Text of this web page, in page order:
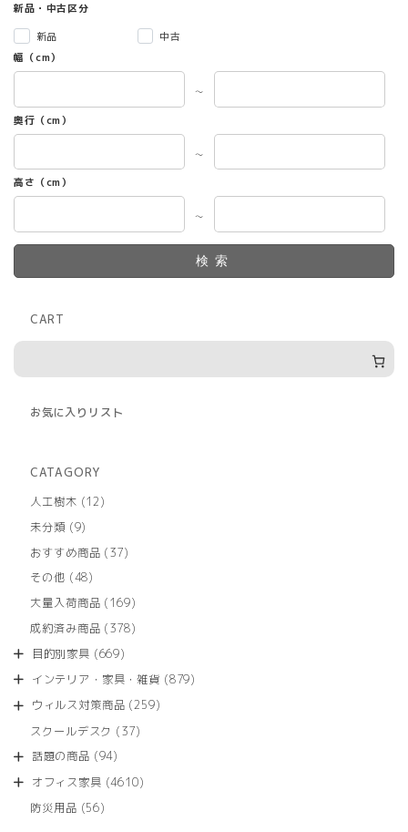
新品・中古区分
新品
中古
幅（cm）
～
奥行（cm）
～
高さ（cm）
～
検索
CART
お気に入りリスト
CATAGORY
人工樹木
1212
商
未分類 99
の
商
おすすめ商品 3737
商
その他 4848
の
商
大量入荷商品 169169
の
成約済み商品 378378
商
目的別家具 669669
の
商
インテリア・家具・雑貨 879879
ウィルス対策商品 259259
スクールデスク 3737
商
話題の商品 9494
の
オフィス家具 46104610
防災用品 5656